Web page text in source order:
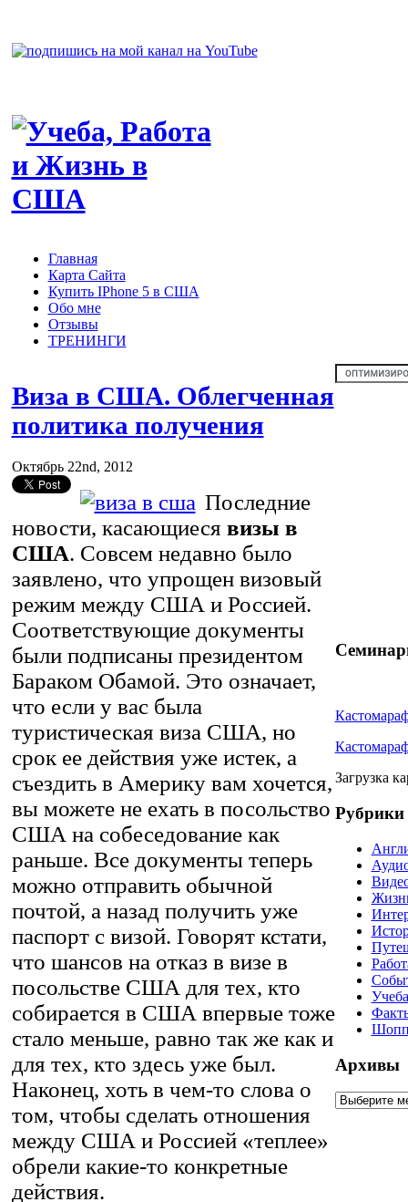
Главная
Карта Сайта
Купить IPhone 5 в США
Обо мне
Отзывы
ТРЕНИНГИ
Виза в США. Облегченная
политика получения
Октябрь 22nd, 2012
Последние
новости, касающиеся визы в
США. Совсем недавно было
заявлено, что упрощен визовый
режим между США и Россией.
Соответствующие документы
были подписаны президентом
Бараком Обамой. Это означает,
что если у вас была
туристическая виза США, но
срок ее действия уже истек, а
съездить в Америку вам хочется,
вы можете не ехать в посольство
США на собеседование как
раньше. Все документы теперь
можно отправитьобычной
почтой, а назад получить уже
паспорт с визой. Говорят кстати,
что шансов на отказ в визе в
посольстве США для тех, кто
собирается в США впервые тоже
стало меньше, равно так же как и
для тех, кто здесь уже был.
Наконец, хоть в чем-то слова о
том, чтобы сделать отношения
между США и Россией «теплее»
обрели какие-то конкретные
действия.
Загрузка
Рубрики
Архивы